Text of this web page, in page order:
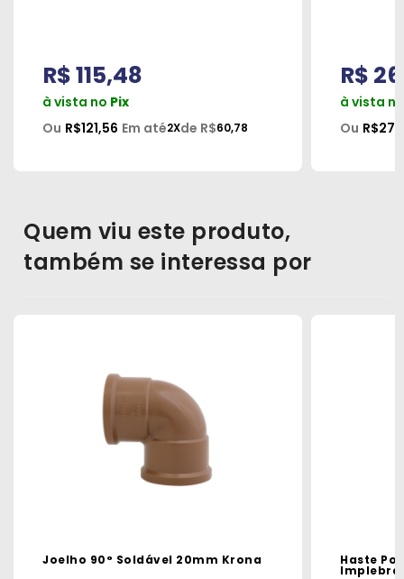
R$ 115,48
à vista no Pix
Ou R$121,56 Em até2Xde R$60,78
R$
à vista
Ou
Quem viu este produto,
também se interessa por
Joelho 90° Soldável 20mm Krona Haste